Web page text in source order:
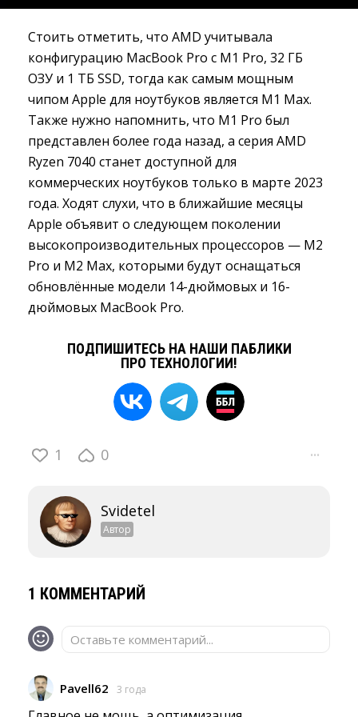
Стоить отметить, что AMD учитывала
конфигурацию MacBook Pro с ‌M1 Pro‌, 32 ГБ
ОЗУ и 1 ТБ SSD, тогда как самым мощным
чипом Apple для ноутбуков является M1 Max.
Также нужно напомнить, что M1 Pro‌ был
представлен более года назад, а серия AMD
Ryzen 7040 станет доступной для
коммерческих ноутбуков только в марте 2023
года. Ходят слухи, что в ближайшие месяцы
Apple объявит о следующем поколении
высокопроизводительных процессоров — ‌M2‌
Pro и ‌M2‌ Max, которыми будут оснащаться
обновлённые модели 14-дюймовых и 16-
дюймовых MacBook Pro.
ПОДПИШИТЕСЬ НА НАШИ ПАБЛИКИ
ПРО ТЕХНОЛОГИИ!
1 0 ···
Svidetel
Автор
1 КОММЕНТАРИЙ
Оставьте комментарий...
Pavell62 3 года